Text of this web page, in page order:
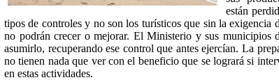
están
tipos de controles y no son los turísticos que sin la exigencia
no podrán crecer o mejorar. El Ministerio y sus municipios
asumirlo, recuperando ese control que antes ejercían. La
no tienen nada que ver con el beneficio que se logrará si
en estas actividades.